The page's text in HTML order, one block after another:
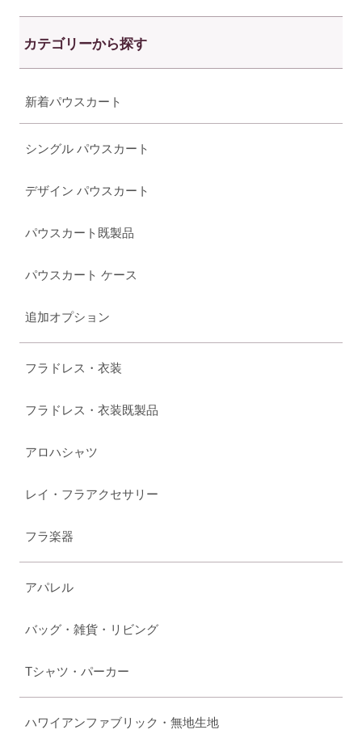
カテゴリーから探す
新着パウスカート
シングル パウスカート
デザイン パウスカート
パウスカート既製品
パウスカート ケース
追加オプション
フラドレス・衣装
フラドレス・衣装既製品
アロハシャツ
レイ・フラアクセサリー
フラ楽器
アパレル
バッグ・雑貨・リビング
Tシャツ・パーカー
ハワイアンファブリック・無地生地